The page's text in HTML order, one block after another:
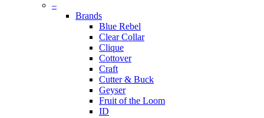
–
Brands
Blue Rebel
Clear Collar
Clique
Cottover
Craft
Cutter & Buck
Geyser
Fruit of the Loom
ID